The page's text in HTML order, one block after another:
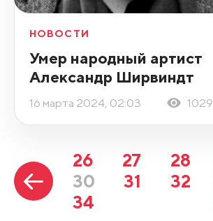
НОВОСТИ
Умер народный артист
Александр Ширвиндт
16 марта 2024, 02:03 1029
26 27 28
30
31 32
34